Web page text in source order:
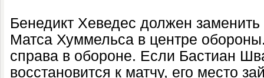
Бенедикт Хеведес должен
Матса Хуммельса в центре
справа в обороне. Если Бастиан
восстановится к матчу, его место